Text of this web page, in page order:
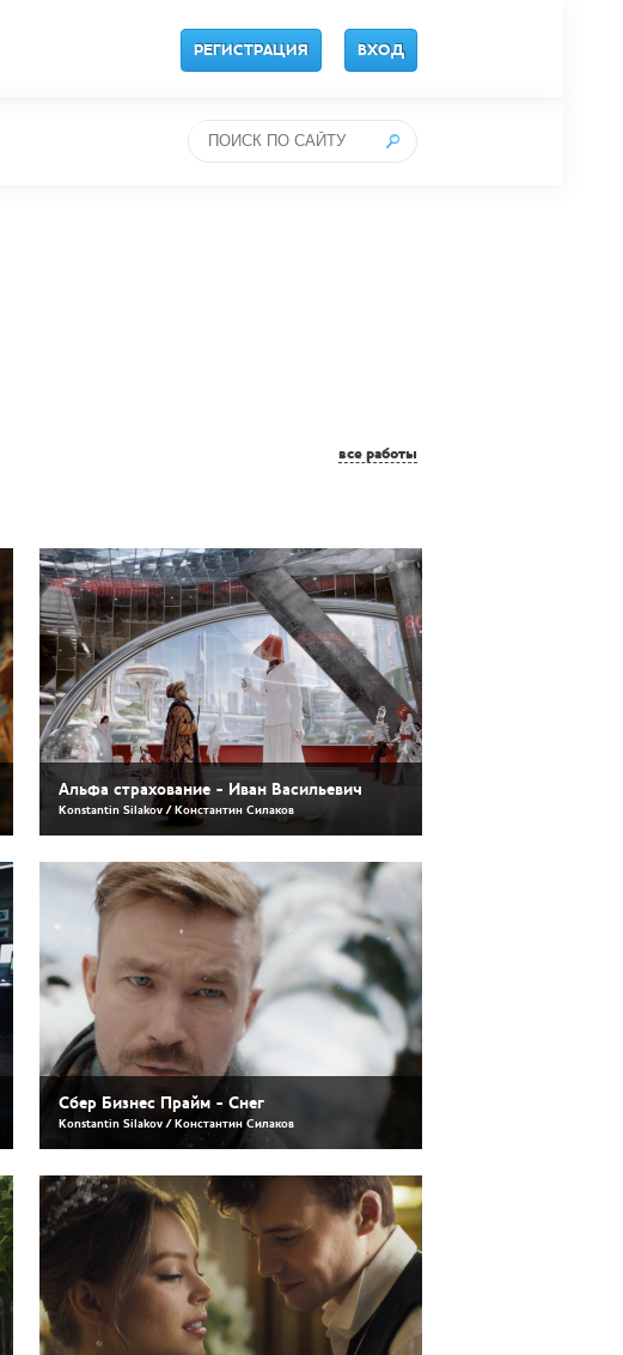
РЕГИСТРАЦИЯ ВХОД
все работы
Альфа страхование - Иван Васильевич
Konstantin Silakov / Константин Силаков
Сбер Бизнес Прайм - Снег
Konstantin Silakov / Константин Силаков